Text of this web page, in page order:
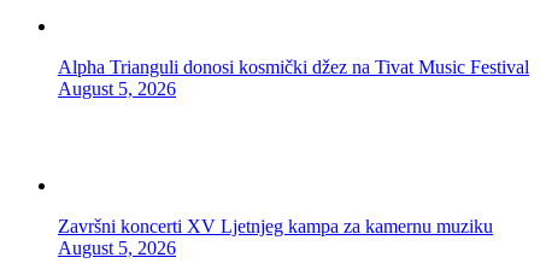
Alpha Trianguli donosi kosmički džez na Tivat Music Festival
August 5, 2026
Završni koncerti XV Ljetnjeg kampa za kamernu muziku
August 5, 2026